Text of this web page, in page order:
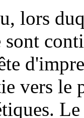
lors
sont
vers le
Le